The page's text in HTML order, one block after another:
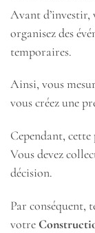
Avant d’investir,
organisez des
temporaires.
Ainsi, vous
vous créez une
Cependant,
Vous devez
décision.
Par conséquent,
votre